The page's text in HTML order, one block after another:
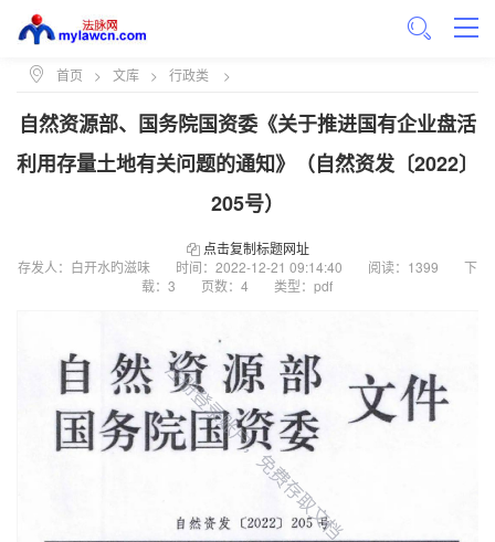
首页 > 文库 > 行政类 >
自然资源部、国务院国资委《关于推进国有企业盘活
利用存量土地有关问题的通知》（自然资发〔2022〕
205号）
点击复制标题网址
存发人：白开水旳滋味
时间： 2022-12-21 09:14:40 阅读：1399
下
载：3
页数：4 类型：pdf